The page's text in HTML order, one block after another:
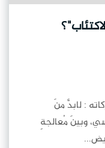
: لابدَّ منَ
وبينَ مُعالجةِ